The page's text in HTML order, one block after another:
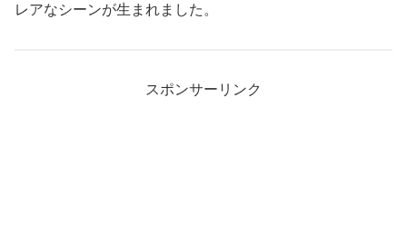
レアなシーンが生まれました。
スポンサーリンク